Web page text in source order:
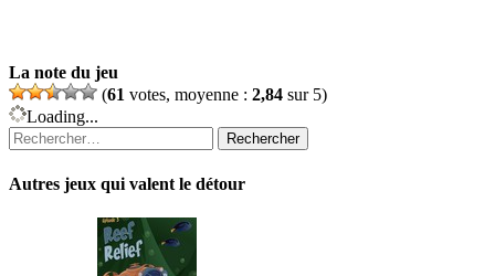
La note du jeu
(61 votes, moyenne : 2,84 sur 5)
Loading...
Rechercher :
Autres jeux qui valent le détour